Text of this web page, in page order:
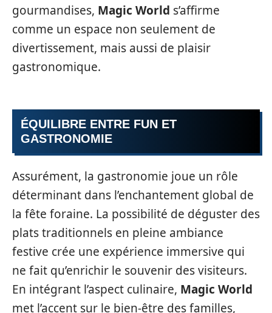
gourmandises, Magic World s’affirme
comme un espace non seulement de
divertissement, mais aussi de plaisir
gastronomique.
ÉQUILIBRE ENTRE FUN ET
GASTRONOMIE
Assurément, la gastronomie joue un rôle
déterminant dans l’enchantement global de
la fête foraine. La possibilité de déguster des
plats traditionnels en pleine ambiance
festive crée une expérience immersive qui
ne fait qu’enrichir le souvenir des visiteurs.
En intégrant l’aspect culinaire, Magic World
met l’accent sur le bien-être des familles,